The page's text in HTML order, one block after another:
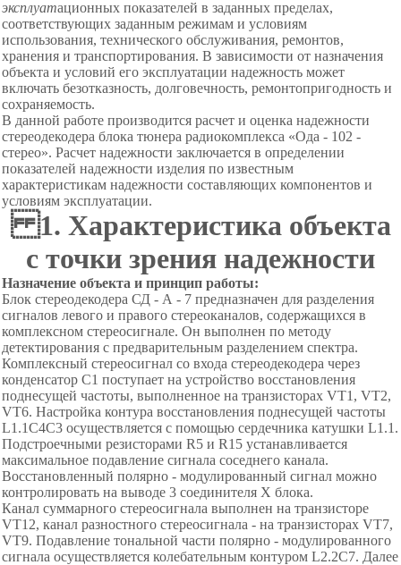
эксплуатационных показателей в заданных пределах,
соответствующих заданным режимам и условиям
использования, технического обслуживания, ремонтов,
хранения и транспортирования. В зависимости от назначения
объекта и условий его эксплуатации надежность может
включать безотказность, долговечность, ремонтопригодность и
сохраняемость.
В данной работе производится расчет и оценка надежности
стереодекодера блока тюнера радиокомплекса «Ода - 102 -
стерео». Расчет надежности заключается в определении
показателей надежности изделия по известным
характеристикам надежности составляющих компонентов и
условиям эксплуатации.
1. Характеристика объекта
с точки зрения надежности
Назначение объекта и принцип работы:
Блок стереодекодера СД - А - 7 предназначен для разделения
сигналов левого и правого стереоканалов, содержащихся в
комплексном стереосигнале. Он выполнен по методу
детектирования с предварительным разделением спектра.
Комплексный стереосигнал со входа стереодекодера через
конденсатор С1 поступает на устройство восстановления
поднесущей частоты, выполненное на транзисторах VT1, VT2,
VT6. Настройка контура восстановления поднесущей частоты
L1.1C4C3 осуществляется с помощью сердечника катушки L1.1.
Подстроечными резисторами R5 и R15 устанавливается
максимальное подавление сигнала соседнего канала.
Восстановленный полярно - модулированный сигнал можно
контролировать на выводе 3 соединителя Х блока.
Канал суммарного стереосигнала выполнен на транзисторе
VT12, канал разностного стереосигнала - на транзисторах VT7,
VT9. Подавление тональной части полярно - модулированного
сигнала осуществляется колебательным контуром L2.2C7. Далее